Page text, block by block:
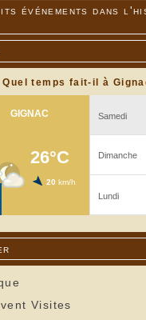
événements dans
Quel temps fait-il à
Visites